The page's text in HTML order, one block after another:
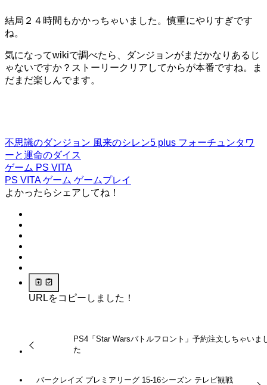
結局２４時間もかかっちゃいました。慎重にやりすぎです
ね。
気になってwikiで調べたら、ダンジョンがまだかなりあるじ
ゃないですか？ストーリークリアしてからが本番ですね。ま
だまだ楽しんでます。
不思議のダンジョン 風来のシレン5 plus フォーチュンタワ
ーと運命のダイス
ゲーム PS VITA
PS VITAゲーム ゲームプレイ
よかったらシェアしてね！
URLをコピーしました！
PS4「Star Warsバトルフロント」予約注文しちゃいま
た
バークレイズ プレミアリーグ 15-16シーズン テレビ観戦